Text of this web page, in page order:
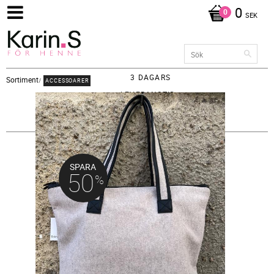
0 SEK
3 DAGARS
LEVERANSTID -
FRAKT 65KR
Sortiment ACCESSOARER
SPARA
50%